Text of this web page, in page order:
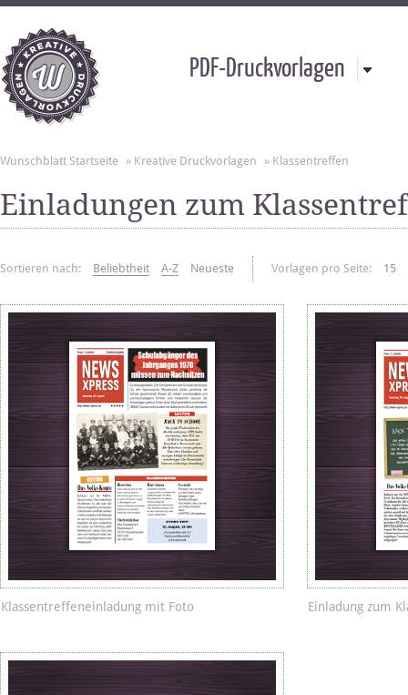
PDF-Druckvorlagen
Wunschblatt Startseite » Kreative Druckvorlagen » Klassentreffen
Einladungen zum
Sortieren nach: Beliebtheit A-Z Neueste Vorlagen pro Seite: 15
Klassentreffeneinladung mit Foto Einladung zum